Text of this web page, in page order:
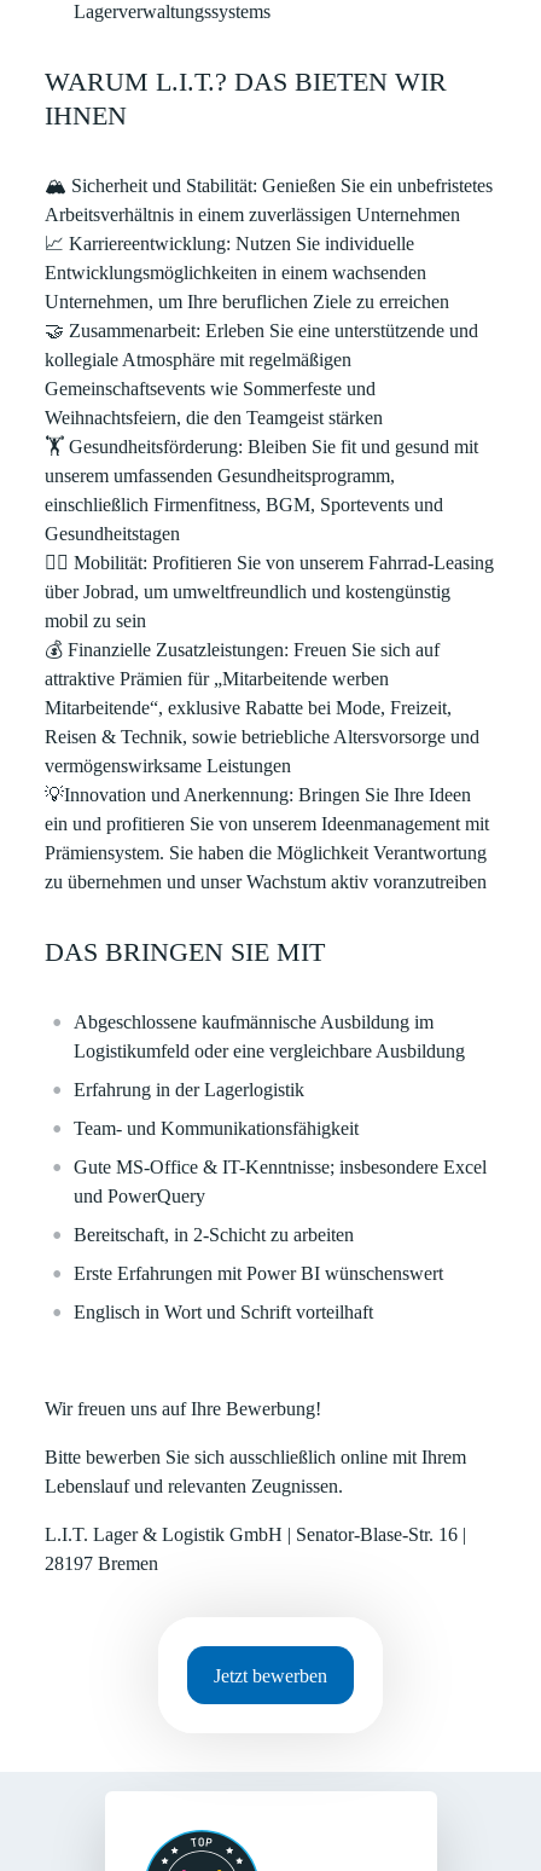
Lagerverwaltungssystems
WARUM L.I.T.? DAS BIETEN WIR
IHNEN
🏔 Sicherheit und Stabilität: Genießen Sie ein unbefristetes
Arbeitsverhältnis in einem zuverlässigen Unternehmen
📈 Karriereentwicklung: Nutzen Sie individuelle
Entwicklungsmöglichkeiten in einem wachsenden
Unternehmen, um Ihre beruflichen Ziele zu erreichen
🤝 Zusammenarbeit: Erleben Sie eine unterstützende und
kollegiale Atmosphäre mit regelmäßigen
Gemeinschaftsevents wie Sommerfeste und
Weihnachtsfeiern, die den Teamgeist stärken
🏋 Gesundheitsförderung: Bleiben Sie fit und gesund mit
unserem umfassenden Gesundheitsprogramm,
einschließlich Firmenfitness, BGM, Sportevents und
Gesundheitstagen
🚴‍♀ Mobilität: Profitieren Sie von unserem Fahrrad-Leasing
über Jobrad, um umweltfreundlich und kostengünstig
mobil zu sein
💰 Finanzielle Zusatzleistungen: Freuen Sie sich auf
attraktive Prämien für „Mitarbeitende werben
Mitarbeitende“, exklusive Rabatte bei Mode, Freizeit,
Reisen & Technik, sowie betriebliche Altersvorsorge und
vermögenswirksame Leistungen
💡Innovation und Anerkennung: Bringen Sie Ihre Ideen
ein und profitieren Sie von unserem Ideenmanagement mit
Prämiensystem. Sie haben die Möglichkeit Verantwortung
zu übernehmen und unser Wachstum aktiv voranzutreiben
DAS BRINGEN SIE MIT
Abgeschlossene kaufmännische Ausbildung im
Logistikumfeld oder eine vergleichbare Ausbildung
Erfahrung in der Lagerlogistik
Team- und Kommunikationsfähigkeit
Gute MS-Office & IT-Kenntnisse; insbesondere Excel
und PowerQuery
Bereitschaft, in 2-Schicht zu arbeiten
Erste Erfahrungen mit Power BI wünschenswert
Englisch in Wort und Schrift vorteilhaft
Wir freuen uns auf Ihre Bewerbung!
Bitte bewerben Sie sich ausschließlich online mit Ihrem
Lebenslauf und relevanten Zeugnissen.
L.I.T. Lager & Logistik GmbH | Senator-Blase-Str. 16 |
28197 Bremen
Jetzt bewerben